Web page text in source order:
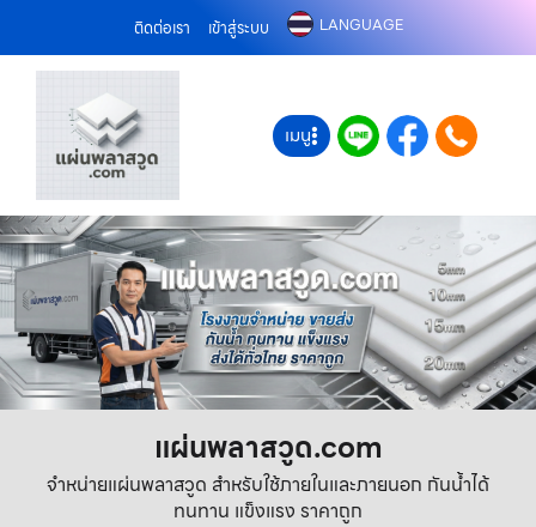
ติดต่อเรา เข้าสู่ระบบ LANGUAGE
เมนู
แผ่นพลาสวูด.com
จำหน่ายแผ่นพลาสวูด สำหรับใช้ภายในและภายนอก กันน้ำได้
ทนทาน แข็งแรง ราคาถูก